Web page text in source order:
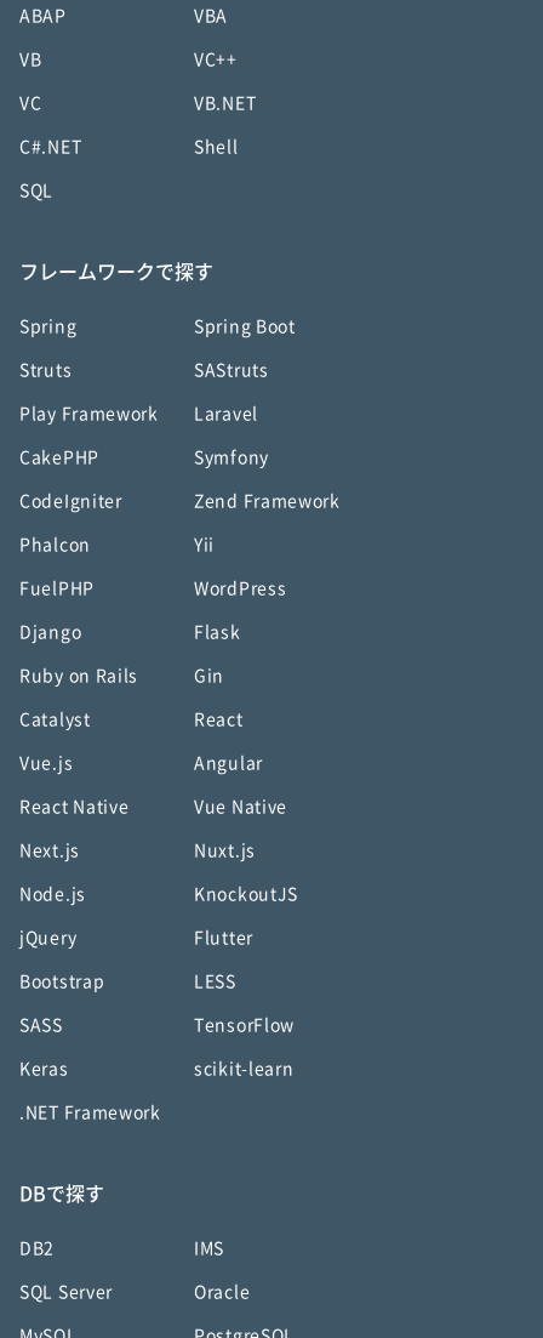
ABAP VBA
VB VC++
VC VB.NET
C#.NET Shell
SQL
フレームワークで探す
Spring Spring Boot
Struts SAStruts
Play Framework Laravel
CakePHP Symfony
CodeIgniter Zend Framework
Phalcon Yii
FuelPHP WordPress
Django Flask
Ruby on Rails Gin
Catalyst React
Vue.js Angular
React Native Vue Native
Next.js Nuxt.js
Node.js KnockoutJS
jQuery Flutter
Bootstrap LESS
SASS TensorFlow
Keras scikit-learn
.NET Framework
DBで探す
DB2 IMS
SQL Server Oracle